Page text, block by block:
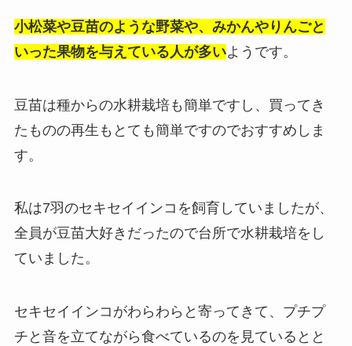
小松菜や豆苗のような野菜や、みかんやりんごと
いった果物を与えている人が多いようです。
豆苗は種からの水耕栽培も簡単ですし、買ってき
たものの再生もとても簡単ですのでおすすめしま
す。
私は7羽のセキセイインコを飼育していましたが、
全員が豆苗大好きだったので台所で水耕栽培をし
ていました。
セキセイインコがわらわらと寄ってきて、プチプ
チと音を立てながら食べているのを見ているとと